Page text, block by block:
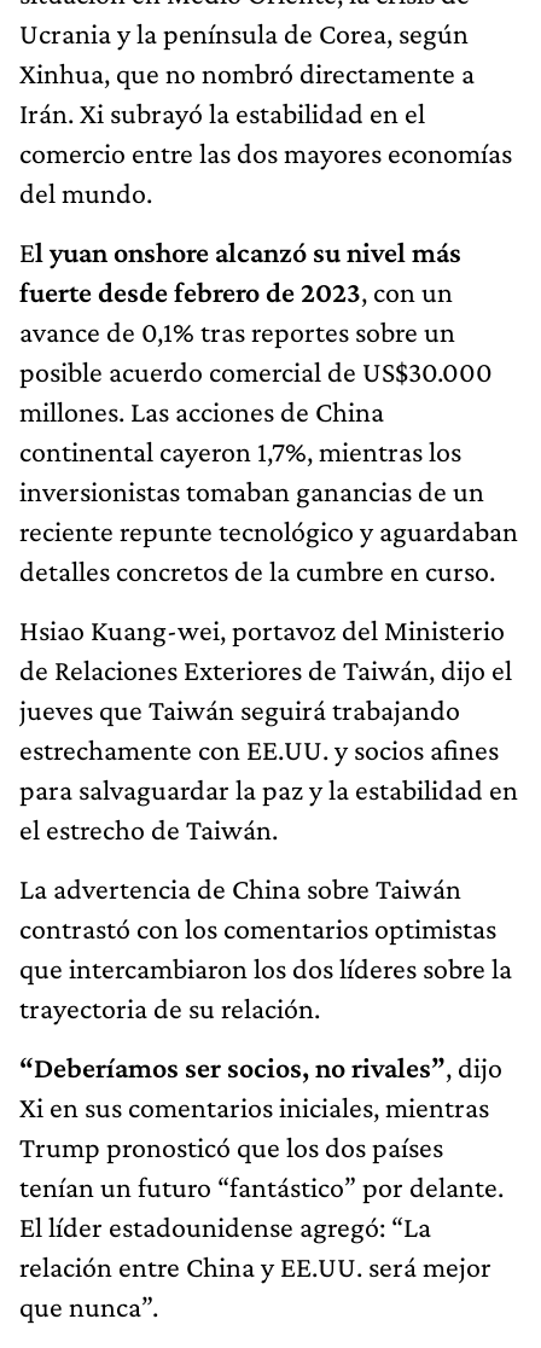
Ucrania y la península de Corea, según
Xinhua, que no nombró directamente a
Irán. Xi subrayó la estabilidad en el
comercio entre las dos mayores economías
del mundo.
El yuan onshore alcanzó su nivel más
fuerte desde febrero de 2023, con un
avance de 0,1% tras reportes sobre un
posible acuerdo comercial de US$30.000
millones. Las acciones de China
continental cayeron 1,7%, mientras los
inversionistas tomaban ganancias de un
reciente repunte tecnológico y aguardaban
detalles concretos de la cumbre en curso.
Hsiao Kuang-wei, portavoz del Ministerio
de Relaciones Exteriores de Taiwán, dijo el
jueves que Taiwán seguirá trabajando
estrechamente con EE.UU. y socios afines
para salvaguardar la paz y la estabilidad en
el estrecho de Taiwán.
La advertencia de China sobre Taiwán
contrastó con los comentarios optimistas
que intercambiaron los dos líderes sobre la
trayectoria de su relación.
“Deberíamos ser socios, no rivales”, dijo
Xi en sus comentarios iniciales, mientras
Trump pronosticó que los dos países
tenían un futuro “fantástico” por delante.
El líder estadounidense agregó: “La
relación entre China y EE.UU. será mejor
que nunca”.